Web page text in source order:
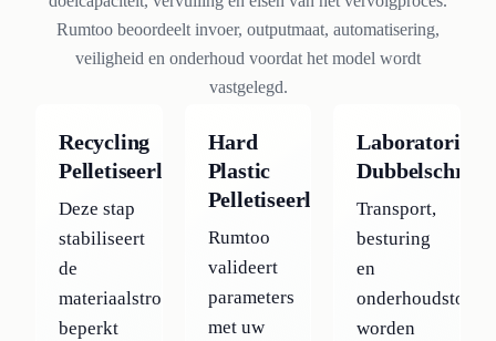
Rumtoo beoordeelt invoer, outputmaat, automatisering,
veiligheid en onderhoud voordat het model wordt
vastgelegd.
Recycling
Pelletiseerlijnen
Deze stap
stabiliseert
de
materiaalstroom,
beperkt
Hard
Plastic
Pelletiseerlijn
Rumtoo
valideert
parameters
met uw
Laboratorium
Transport,
besturing
en
worden